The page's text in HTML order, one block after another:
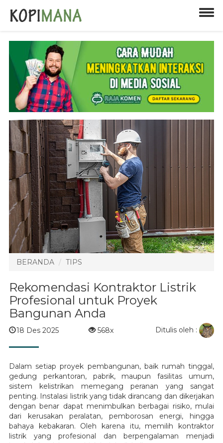
BERANDA TIPS
Rekomendasi Kontraktor Listrik
Profesional untuk Proyek
Bangunan Anda
18 Des 2025 568x Ditulis oleh :
Dalam setiap proyek pembangunan, baik rumah tinggal,
gedung perkantoran, pabrik, maupun fasilitas umum,
sistem kelistrikan memegang peranan yang sangat
penting. Instalasi listrik yang tidak dirancang dan dikerjakan
dengan benar dapat menimbulkan berbagai risiko, mulai
dari kerusakan peralatan, pemborosan energi, hingga
bahaya kebakaran. Oleh karena itu, memilih kontraktor
listrik yang profesional dan berpengalaman menjadi